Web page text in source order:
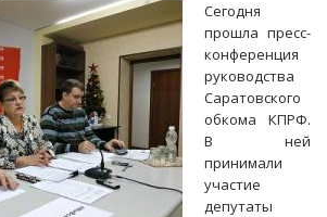
Сегодня
прошла пресс-
конференция
руководства
Саратовского
обкома КПРФ.
В ней
принимали
участие
депутаты